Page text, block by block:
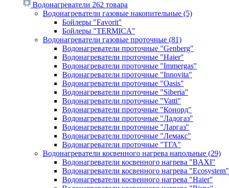
Водонагреватели 262 товара
Водонагреватели газовые накопительные (5)
Бойлеры "Favorit"
Бойлеры "TERMICA"
Водонагреватели газовые проточные (81)
Водонагреватели проточные "Genberg"
Водонагреватели проточные "Haier"
Водонагреватели проточные "Immergas"
Водонагреватели проточные "Innovita"
Водонагреватели проточные "Oasis"
Водонагреватели проточные "Siberia"
Водонагреватели проточные "Vatti"
Водонагреватели проточные "Конорд"
Водонагреватели проточные "Ладогаз"
Водонагреватели проточные "Ларгаз"
Водонагреватели проточные "Лемакс"
Водонагреватели проточные "ТГА"
Водонагреватели косвенного нагрева напольные (29)
Водонагреватели косвенного нагрева "BAXI"
Водонагреватели косвенного нагрева "Ecosystem"
Водонагреватели косвенного нагрева "Haier"